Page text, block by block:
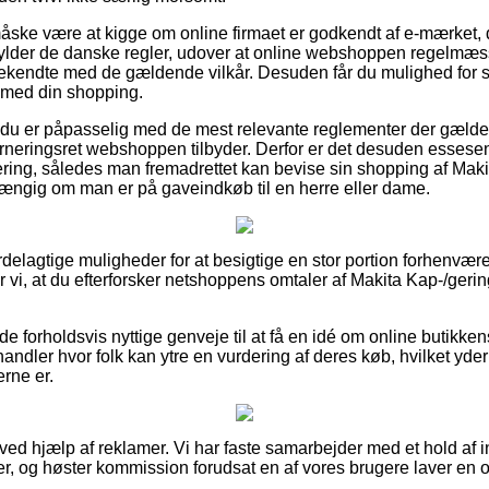
være at kigge om online firmaet er godkendt af e-mærket,
de danske regler, udover at online webshoppen
med de gældende vilkår. Desuden får du mulighed for
din shopping.
er påpasselig med de mest relevante reglementer der
webshoppen tilbyder. Derfor er det desuden
således man fremadrettet kan bevise sin shopping af
om man er på gaveindkøb til en herre eller dame.
muligheder for at besigtige en stor portion
vi, at du efterforsker netshoppens omtaler af Makita Kap-/
forholdsvis nyttige genveje til at få en idé om online
hvor folk kan ytre en vurdering af deres køb, hvilket
er.
hjælp af reklamer. Vi har faste samarbejder med et hold af
og høster kommission forudsat en af vores brugere laver en